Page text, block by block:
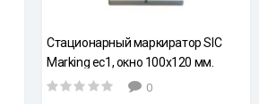
Стационарный маркиратор SIC
Marking ec1, окно 100x120 мм.
0